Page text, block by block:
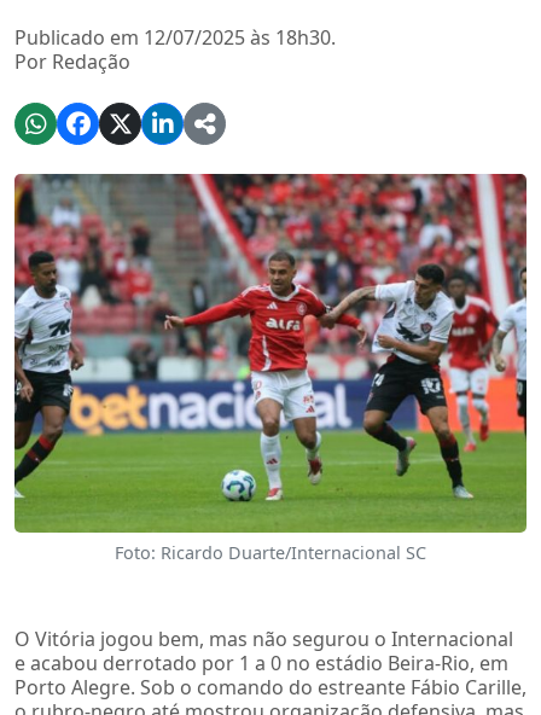
Publicado em 12/07/2025 às 18h30.
Por Redação
Foto: Ricardo Duarte/Internacional SC
O Vitória jogou bem, mas não segurou o Internacional
e acabou derrotado por 1 a 0 no estádio Beira-Rio, em
Porto Alegre. Sob o comando do estreante Fábio Carille,